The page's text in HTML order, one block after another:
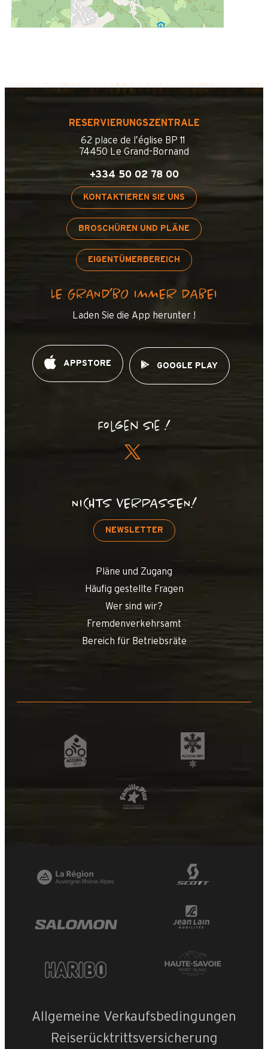
RESERVIERUNGSZENTRALE
62 place de l’église BP 11
74450 Le Grand-Bornand
+334 50 02 78 00
KONTAKTIEREN SIE UNS
BROSCHÜREN UND PLÄNE
EIGENTÜMERBEREICH
LE GRAND’BO IMMER DABEI
Laden Sie die App herunter !
APPSTORE GOOGLE PLAY
Folgen Sie !
NICHTS VERPASSEN!
NEWSLETTER
Pläne und Zugang
Häufig gestellte Fragen
Wer sind wir?
Fremdenverkehrsamt
Bereich für Betriebsräte
Allgemeine Verkaufsbedingungen
Reiserücktrittsversicherung